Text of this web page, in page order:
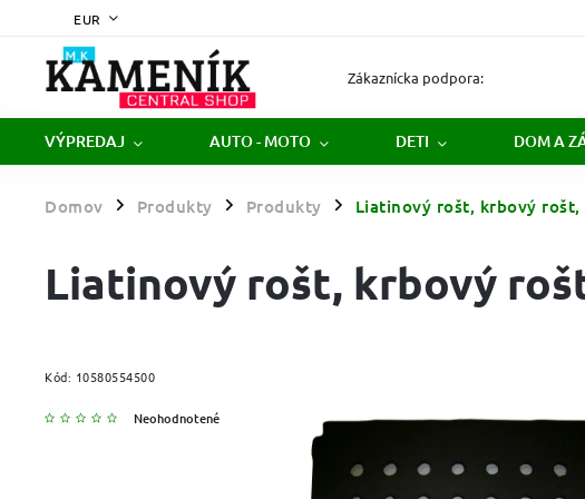
EUR
Zákaznícka podpora:
VÝPREDAJ AUTO - MOTO DETI DOM A
Domov / Produkty / Produkty / Liatinový rošt, krbový
Liatinový rošt, krbový
Kód: 10580554500
Neohodnotené